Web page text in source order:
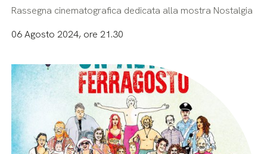
Rassegna cinematografica dedicata alla mostra Nostalgia
06 Agosto 2024, ore 21.30